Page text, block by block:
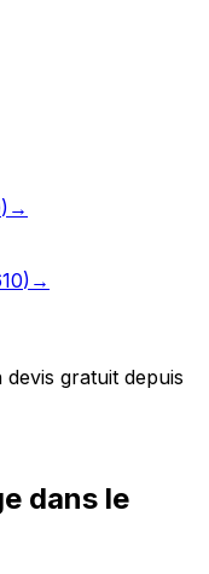
) →
) →
gratuit depuis
dans le